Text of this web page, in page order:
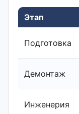
Этап
Подготовка
Демонтаж
Инженерия